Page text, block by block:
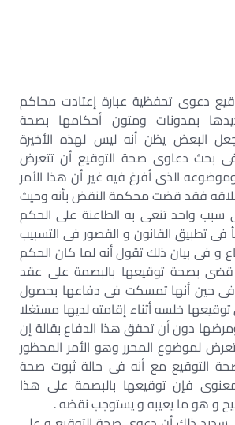
دعوى تحفظية عبارة إعتادت محاكم
بمدونات ومتون أحكامها بصحة
البعض يظن أنه ليس لهذه الأخيرة
بحث دعاوى صحة التوقيع أن تتعرض
الذى أفرغ فيه غير أن هذا الأمر
فقد قضت محكمة النقض بأنه وحيث
سبب واحد تنعى به الطاعنة على الحكم
فى تطبيق القانون و القصور فى التسبيب
و فى بيان ذلك تقول أنه لما كان الحكم
بصحة توقيعها بالبصمة على عقد
فى حين أنها تمسكت فى دفاعها بحصول
خلسه أثناء إقامته لديها مستغلا
دون أن تحقق هذا الدفاع بقالة إن
لموضوع المحرر وهو الأمر المحظور
التوقيع مع أنه فى حالة ثبوت صحة
فإن توقيعها بالبصمة على هذا
و هو ما يعيبه و يستوجب نقضه .